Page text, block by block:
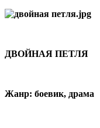
ДВОЙНАЯ ПЕТЛЯ
Жанр: боевик, драма